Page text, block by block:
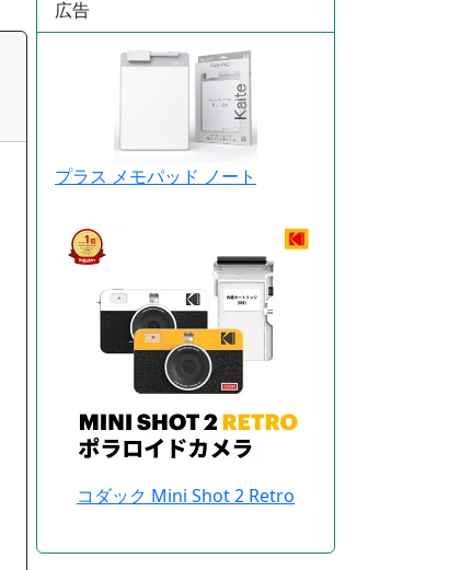
広告
プラス メモパッド ノート
コダック Mini Shot 2 Retro